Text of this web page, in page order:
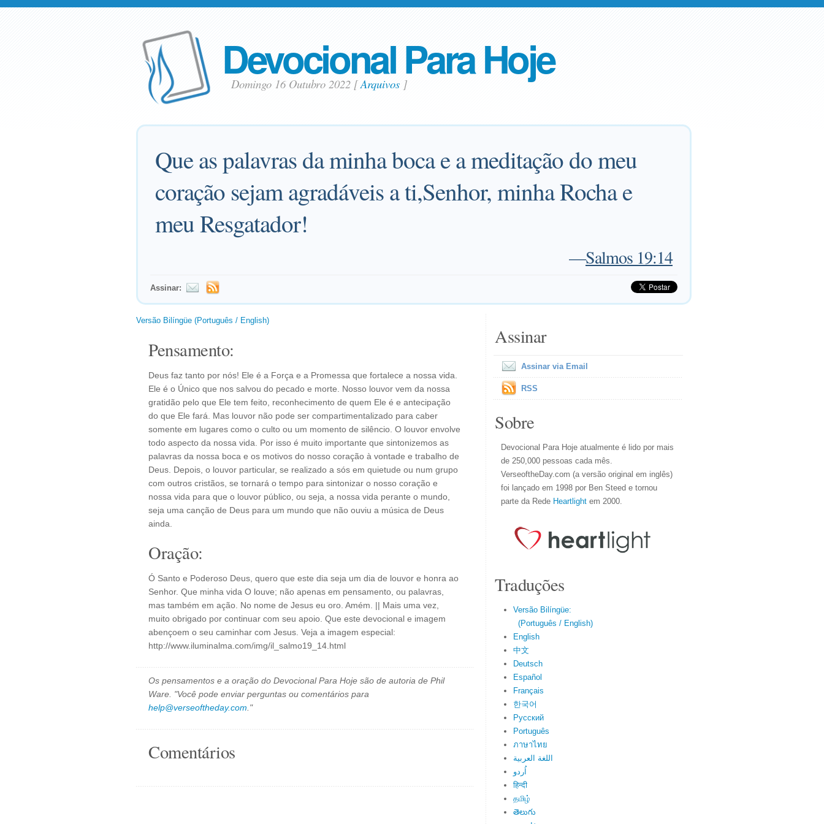
Devocional Para Hoje
Domingo 16 Outubro 2022 [Arquivos]
Que as palavras da minha boca e a meditação do meu
coração sejam agradáveis a ti,Senhor, minha Rocha e
meu Resgatador!
—Salmos 19:14
Assinar:
Versão Bilíngüe (Português / English)
Pensamento:
Deus faz tanto por nós! Ele é a Força e a Promessa que fortalece a nossa vida.
Ele é o Único que nos salvou do pecado e morte. Nosso louvor vem da nossa
gratidão pelo que Ele tem feito, reconhecimento de quem Ele é e antecipação
do que Ele fará. Mas louvor não pode ser compartimentalizado para caber
somente em lugares como o culto ou um momento de silêncio. O louvor envolve
todo aspecto da nossa vida. Por isso é muito importante que sintonizemos as
palavras da nossa boca e os motivos do nosso coração à vontade e trabalho de
Deus. Depois, o louvor particular, se realizado a sós em quietude ou num grupo
com outros cristãos, se tornará o tempo para sintonizar o nosso coração e
nossa vida para que o louvor público, ou seja, a nossa vida perante o mundo,
seja uma canção de Deus para um mundo que não ouviu a música de Deus
ainda.
Oração:
Ó Santo e Poderoso Deus, quero que este dia seja um dia de louvor e honra ao
Senhor. Que minha vida O louve; não apenas em pensamento, ou palavras,
mas também em ação. No nome de Jesus eu oro. Amém. || Mais uma vez,
muito obrigado por continuar com seu apoio. Que este devocional e imagem
abençoem o seu caminhar com Jesus. Veja a imagem especial:
http://www.iluminalma.com/img/il_salmo19_14.html
Os pensamentos e a oração do Devocional Para Hoje são de autoria de Phil
Ware. "Você pode enviar perguntas ou comentários para
help@verseoftheday.com ."
Comentários
Assinar
Assinar via Email
RSS
Sobre
Devocional Para Hoje atualmente é lido por mais
de 250,000 pessoas cada mês.
VerseoftheDay.com (a versão original em inglês)
foi lançado em 1998 por Ben Steed e tornou
parte da Rede Heartlight em 2000.
Traduções
Versão Bilíngüe:
(Português / English)
English
中文
Deutsch
Español
Français
한국어
Русский
Português
ภาษาไทย
اللغة العربية
اُردو
हिन्दी
தமிழ்
తెలుగు